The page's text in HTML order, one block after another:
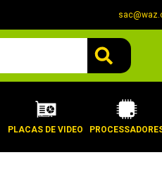
PLACAS DE VIDEO